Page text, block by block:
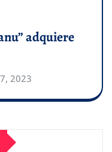
adquiere
2023